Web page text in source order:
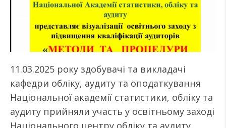
11.03.2025 року здобувачі та викладачі
кафедри обліку, аудиту та оподаткування
Національної академії статистики, обліку та
аудиту прийняли участь у освітньому заході
Національного центру обліку та аудиту